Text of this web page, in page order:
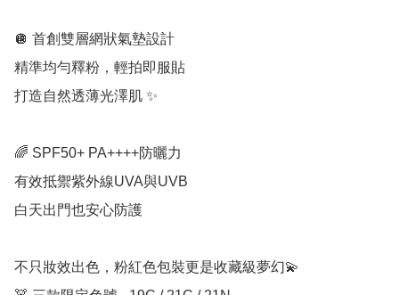
🪩 首創雙層網狀氣墊設計
精準均勻釋粉，輕拍即服貼
打造自然透薄光澤肌 ✨
🌈 SPF50+ PA++++防曬力
有效抵禦紫外線UVA與UVB
白天出門也安心防護
不只妝效出色，粉紅色包裝更是收藏級夢幻💫